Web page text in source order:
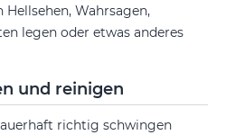
Hellsehen, Wahrsagen,
legen oder etwas anderes
und reinigen
richtig schwingen